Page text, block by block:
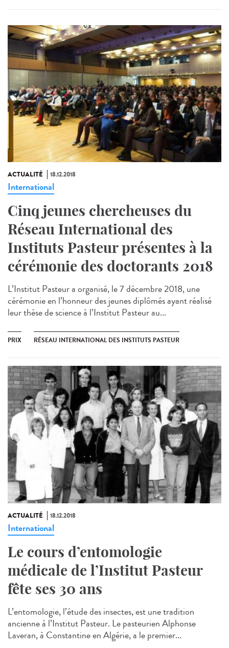
ACTUALITÉ 18.12.2018
International
Cinq jeunes chercheuses du
Réseau International des
Instituts Pasteur présentes à la
cérémonie des doctorants 2018
L’Institut Pasteur a organisé, le 7 décembre 2018, une
cérémonie en l’honneur des jeunes diplômés ayant réalisé
leur thèse de science à l’Institut Pasteur au...
PRIX RÉSEAU INTERNATIONAL DES INSTITUTS PASTEUR
ACTUALITÉ 18.12.2018
International
Le cours d’entomologie
médicale de l’Institut Pasteur
fête ses 30 ans
L’entomologie, l’étude des insectes, est une tradition
ancienne à l’Institut Pasteur. Le pasteurien Alphonse
Laveran, à Constantine en Algérie, a le premier...